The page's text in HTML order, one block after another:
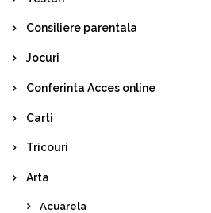
Consiliere parentala
Jocuri
Conferinta Acces online
Carti
Tricouri
Arta
Acuarela